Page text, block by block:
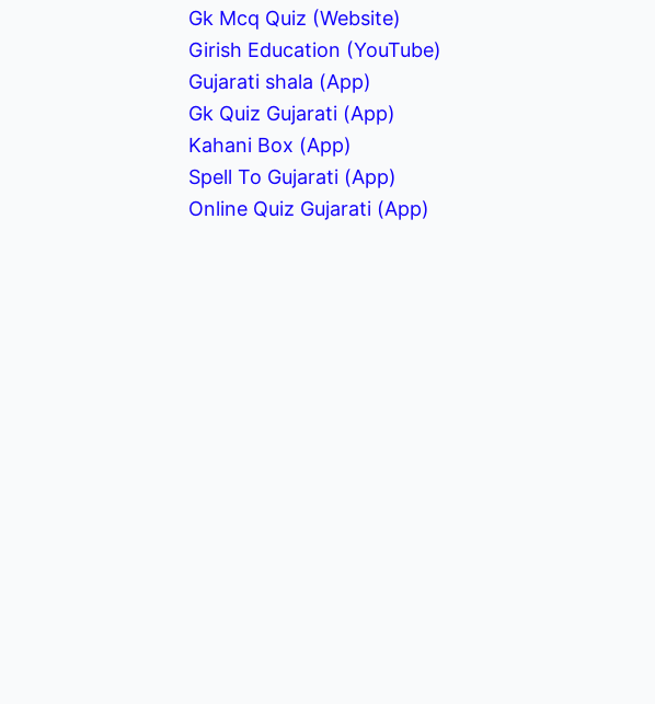
Gk Mcq Quiz (Website)
Girish Education (YouTube)
Gujarati shala (App)
Gk Quiz Gujarati (App)
Kahani Box (App)
Spell To Gujarati (App)
Online Quiz Gujarati (App)